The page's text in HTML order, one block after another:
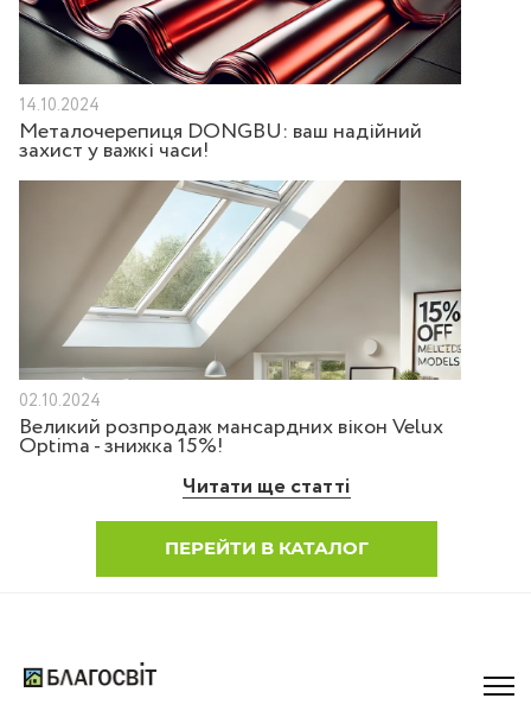
14.10.2024
Металочерепиця DONGBU: ваш надійний
захист у важкі часи!
02.10.2024
Великий розпродаж мансардних вікон Velux
Optima - знижка 15%!
Читати ще статті
ПЕРЕЙТИ В КАТАЛОГ